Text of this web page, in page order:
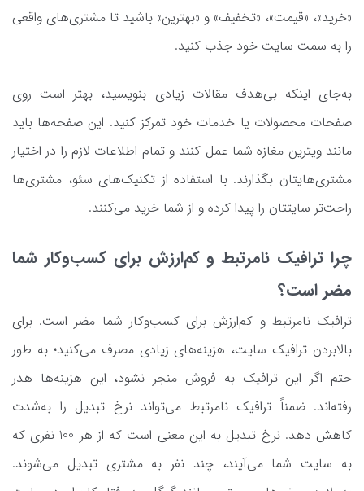
«خرید»، «قیمت»، «تخفیف» و «بهترین» باشید تا مشتری‌های واقعی
را به سمت سایت خود جذب کنید.
به‌جای اینکه بی‌هدف مقالات زیادی بنویسید، بهتر است روی
صفحات محصولات یا خدمات خود تمرکز کنید. این صفحه‌ها باید
مانند ویترین مغازه‌ شما عمل کنند و تمام اطلاعات لازم را در اختیار
مشتری‌هایتان بگذارند. با استفاده از تکنیک‌های سئو، مشتری‌ها
راحت‌تر سایتتان را پیدا کرده و از شما خرید می‌کنند.
چرا ترافیک نامرتبط و کم‌ارزش برای کسب‌وکار شما
مضر است؟
ترافیک نامرتبط و کم‌ارزش برای کسب‌وکار شما مضر است. برای
بالابردن ترافیک سایت، هزینه‌های زیادی مصرف می‌کنید؛ به طور
حتم اگر این ترافیک به فروش منجر نشود، این هزینه‌ها هدر
رفته‌اند. ضمناً ترافیک نامرتبط می‌تواند نرخ تبدیل را به‌شدت
کاهش ‌دهد. نرخ تبدیل به این معنی است که از هر 100 نفری که
به سایت شما می‌آیند، چند نفر به مشتری تبدیل می‌شوند.